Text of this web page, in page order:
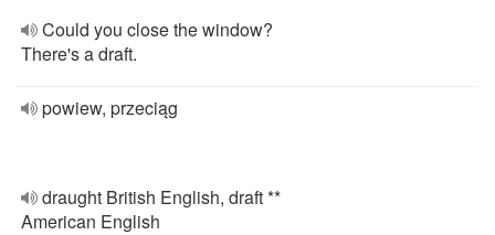
Could you close the window?
There's a draft.
powiew, przeciąg
draught British English, draft **
American English